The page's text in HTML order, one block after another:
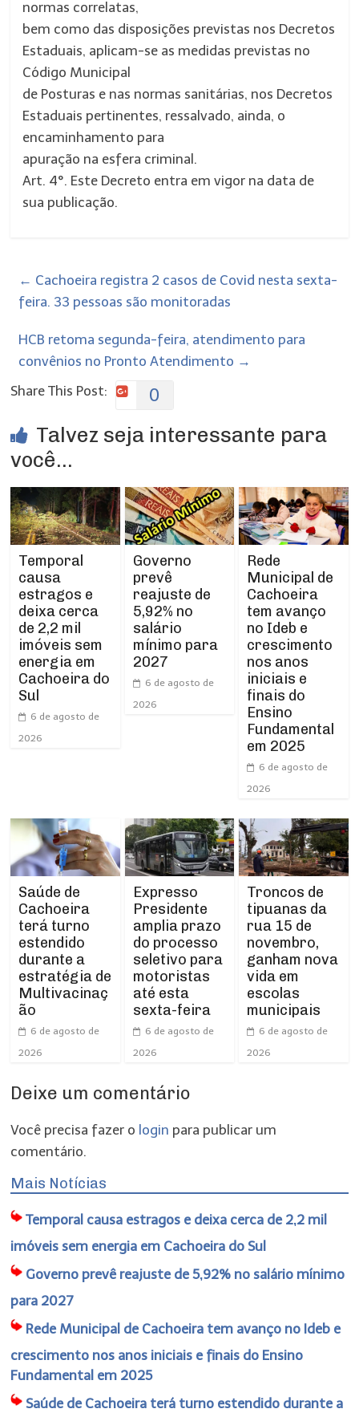
normas correlatas,
bem como das disposições previstas nos Decretos
Estaduais, aplicam-se as medidas previstas no
Código Municipal
de Posturas e nas normas sanitárias, nos Decretos
Estaduais pertinentes, ressalvado, ainda, o
encaminhamento para
apuração na esfera criminal.
Art. 4°. Este Decreto entra em vigor na data de
sua publicação.
← Cachoeira registra 2 casos de Covid nesta sexta-
feira. 33 pessoas são monitoradas
HCB retoma segunda-feira, atendimento para
convênios no Pronto Atendimento →
Share This Post:
0
Talvez seja interessante para
você...
Temporal
causa
estragos e
deixa cerca
de 2,2 mil
imóveis sem
energia em
Cachoeira do
Sul
6 de agosto de
2026
Governo
prevê
reajuste de
5,92% no
salário
mínimo para
2027
6 de agosto de
2026
Rede
Municipal de
Cachoeira
tem avanço
no Ideb e
crescimento
nos anos
iniciais e
finais do
Ensino
Fundamental
em 2025
6 de agosto de
2026
Saúde de
Cachoeira
terá turno
estendido
durante a
estratégia de
Multivacinaç
ão
6 de agosto de
2026
Expresso
Presidente
amplia prazo
do processo
seletivo para
motoristas
até esta
sexta-feira
6 de agosto de
2026
Troncos de
tipuanas da
rua 15 de
novembro,
ganham nova
vida em
escolas
municipais
6 de agosto de
2026
Deixe um comentário
Você precisa fazer o login para publicar um
comentário.
Mais Notícias
Temporal causa estragos e deixa cerca de 2,2 mil
imóveis sem energia em Cachoeira do Sul
Governo prevê reajuste de 5,92% no salário mínimo
para 2027
Rede Municipal de Cachoeira tem avanço no Ideb e
crescimento nos anos iniciais e finais do Ensino
Fundamental em 2025
Saúde de Cachoeira terá turno estendido durante a